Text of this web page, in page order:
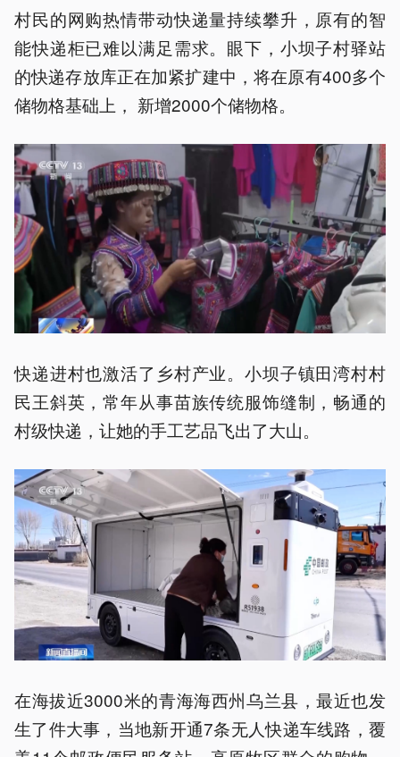
村民的网购热情带动快递量持续攀升，原有的智
能快递柜已难以满足需求。眼下，小坝子村驿站
的快递存放库正在加紧扩建中，将在原有400多个
储物格基础上， 新增2000个储物格。
快递进村也激活了乡村产业。小坝子镇田湾村村
民王斜英，常年从事苗族传统服饰缝制，畅通的
村级快递，让她的手工艺品飞出了大山。
在海拔近3000米的青海海西州乌兰县，最近也发
生了件大事，当地新开通7条无人快递车线路，覆